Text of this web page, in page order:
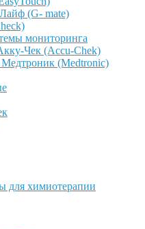
(G- mate)
мониторинга
Чек (Accu-Chek)
(Medtronic)
для химиотерапии